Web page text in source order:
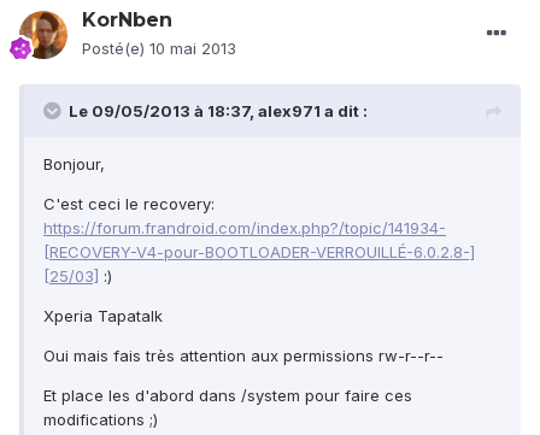
KorNben
Posté(e) 10 mai 2013
Le 09/05/2013 à 18:37, alex971 a dit :
Bonjour,
C'est ceci le recovery:
https://forum.frandroid.com/index.php?/topic/141934-
[RECOVERY-V4-pour-BOOTLOADER-VERROUILLÉ-6.0.2.8-]
[25/03] :)
Xperia Tapatalk
Oui mais fais très attention aux permissions rw-r--r--
Et place les d'abord dans /system pour faire ces
modifications ;)